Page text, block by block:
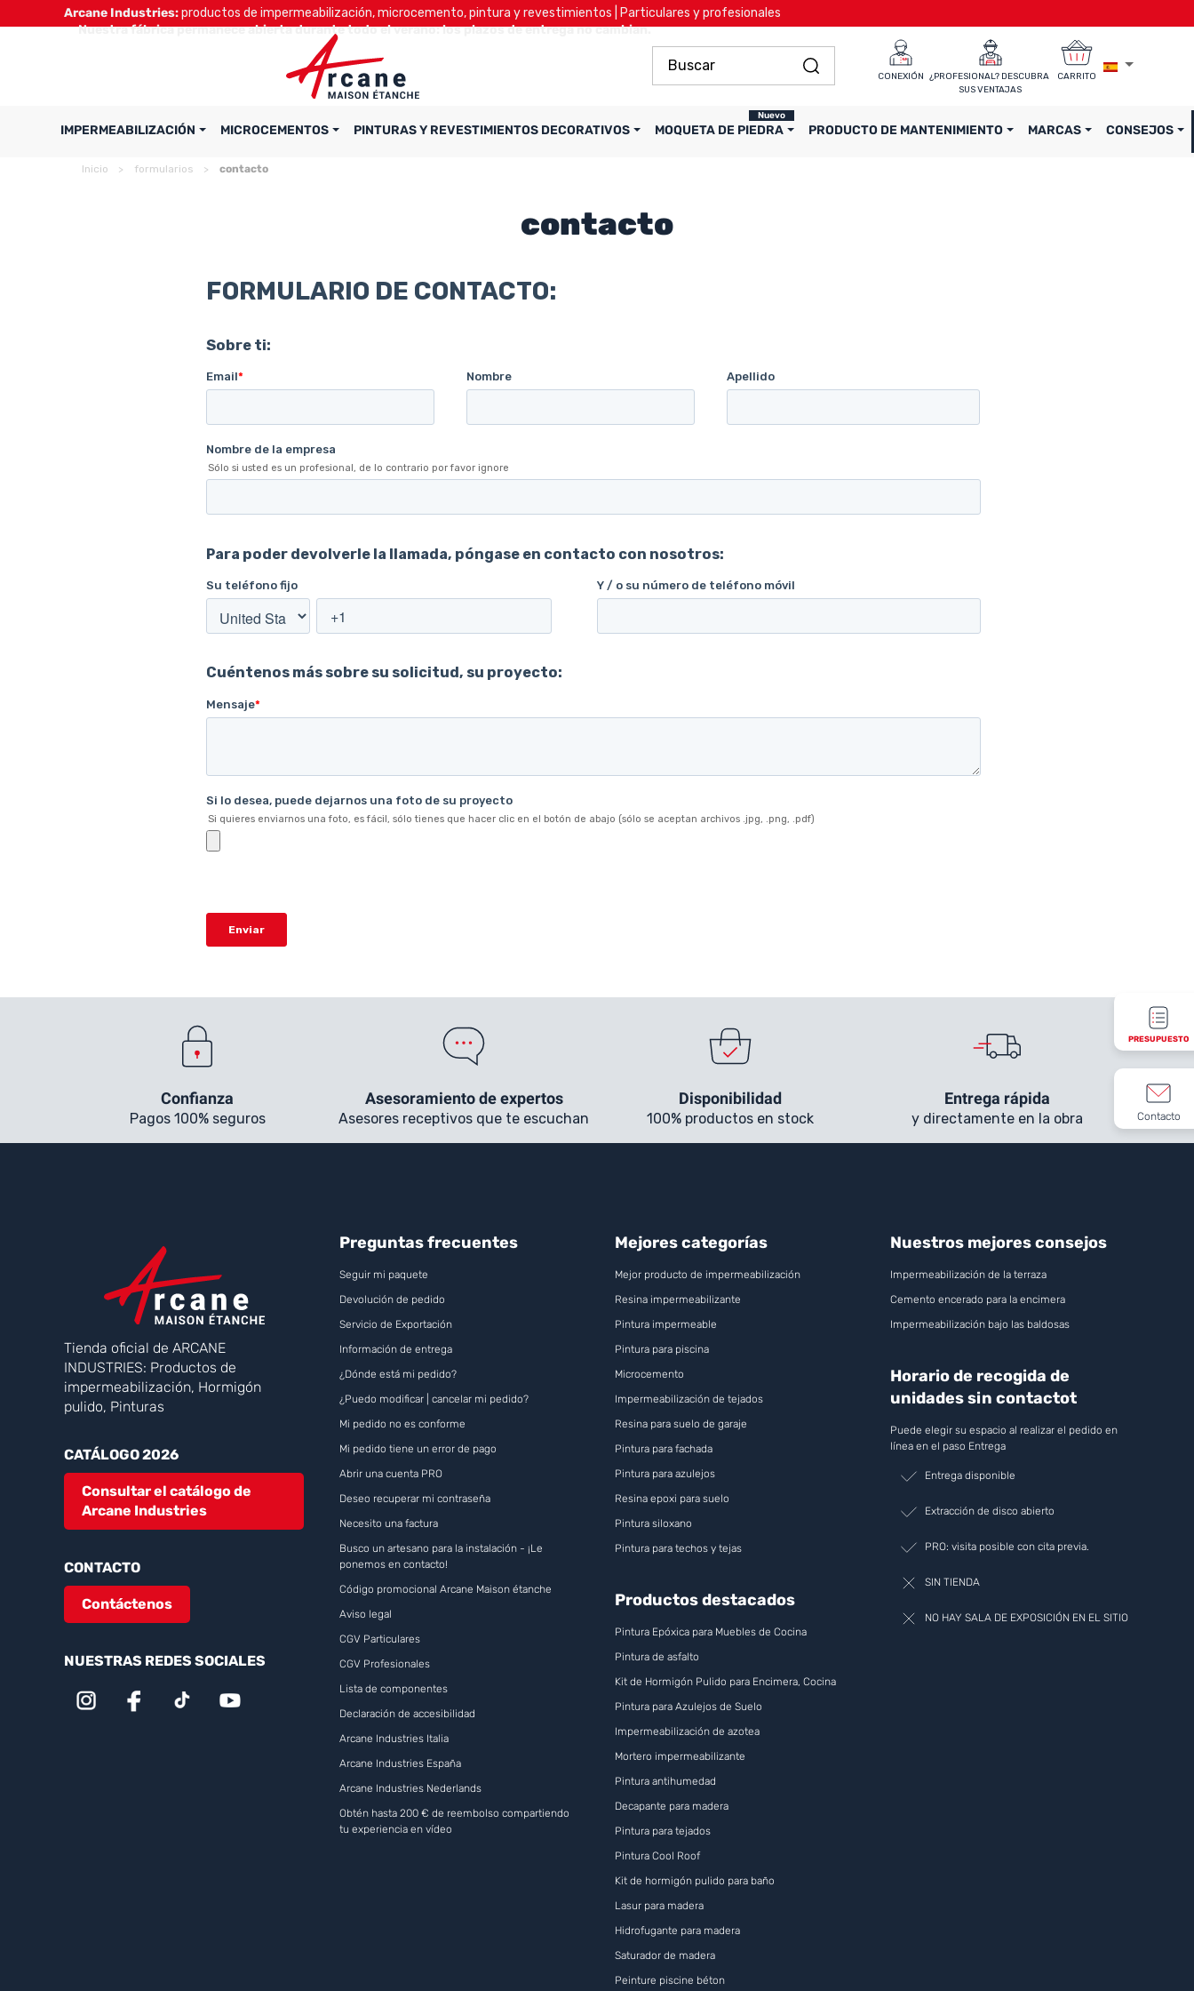
Arcane Industries:productos de impermeabilización, microcemento, pintura y revestimientos | Particulares y profesionales
Nuestra fábrica permanece abierta durante todo el verano: los plazos de entrega no cambian.
CONEXIÓN
¿PROFESIONAL? DESCUBRA
SUS VENTAJAS
CARRITO
IMPERMEABILIZACIÓN MICROCEMENTOS PINTURAS Y REVESTIMIENTOS DECORATIVOS MOQUETA DE PIEDRA
Nuevo
PRODUCTO DE MANTENIMIENTO MARCAS CONSEJOS
Inicio formularios contacto
contacto
Confianza
Pagos 100% seguros
Asesoramiento de expertos
Asesores receptivos que te escuchan
Disponibilidad
100% productos en stock
Entrega rápida
y directamente en la obra
Tienda oficial de ARCANE
INDUSTRIES: Productos de
impermeabilización, Hormigón
pulido, Pinturas
CATÁLOGO 2026
Consultar el catálogo de
Arcane Industries
CONTACTO
Contáctenos
NUESTRAS REDES SOCIALES
Preguntas frecuentes
Seguir mi paquete
Devolución de pedido
Servicio de Exportación
Información de entrega
¿Dónde está mi pedido?
¿Puedo modificar | cancelar mi pedido?
Mi pedido no es conforme
Mi pedido tiene un error de pago
Abrir una cuenta PRO
Deseo recuperar mi contraseña
Necesito una factura
Busco un artesano para la instalación - ¡Le
ponemos en contacto!
Código promocional Arcane Maison étanche
Aviso legal
CGV Particulares
CGV Profesionales
Lista de componentes
Declaración de accesibilidad
Arcane Industries Italia
Arcane Industries España
Arcane Industries Nederlands
Obtén hasta 200 € de reembolso compartiendo
tu experiencia en vídeo
Mejores categorías
Mejor producto de impermeabilización
Resina impermeabilizante
Pintura impermeable
Pintura para piscina
Microcemento
Impermeabilización de tejados
Resina para suelo de garaje
Pintura para fachada
Pintura para azulejos
Resina epoxi para suelo
Pintura siloxano
Pintura para techos y tejas
Productos destacados
Pintura Epóxica para Muebles de Cocina
Pintura de asfalto
Kit de Hormigón Pulido para Encimera, Cocina
Pintura para Azulejos de Suelo
Impermeabilización de azotea
Mortero impermeabilizante
Pintura antihumedad
Decapante para madera
Pintura para tejados
Pintura Cool Roof
Kit de hormigón pulido para baño
Lasur para madera
Hidrofugante para madera
Saturador de madera
Peinture piscine béton
Nuestros mejores consejos
Impermeabilización de la terraza
Cemento encerado para la encimera
Impermeabilización bajo las baldosas
Horario de recogida de
unidades sin contactot
Puede elegir su espacio al realizar el pedido en
línea en el paso Entrega
Entrega disponible
Extracción de disco abierto
PRO: visita posible con cita previa.
SIN TIENDA
NO HAY SALA DE EXPOSICIÓN EN EL SITIO
PRESUPUESTO
Contacto